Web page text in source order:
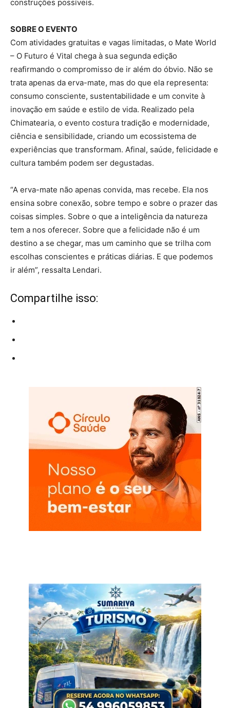
construções possíveis.
SOBRE O EVENTO
Com atividades gratuitas e vagas limitadas, o Mate World
– O Futuro é Vital chega à sua segunda edição
reafirmando o compromisso de ir além do óbvio. Não se
trata apenas da erva-mate, mas do que ela representa:
consumo consciente, sustentabilidade e um convite à
inovação em saúde e estilo de vida. Realizado pela
Chimatearia, o evento costura tradição e modernidade,
ciência e sensibilidade, criando um ecossistema de
experiências que transformam. Afinal, saúde, felicidade e
cultura também podem ser degustadas.
“A erva-mate não apenas convida, mas recebe. Ela nos
ensina sobre conexão, sobre tempo e sobre o prazer das
coisas simples. Sobre o que a inteligência da natureza
tem a nos oferecer. Sobre que a felicidade não é um
destino a se chegar, mas um caminho que se trilha com
escolhas conscientes e práticas diárias. E que podemos
ir além”, ressalta Lendari.
Compartilhe isso: